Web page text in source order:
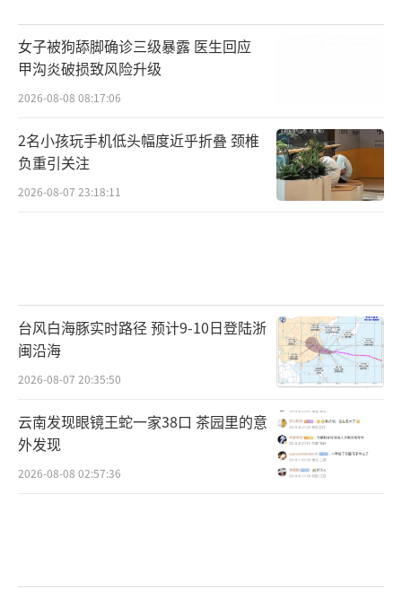
女子被狗舔脚确诊三级暴露 医生回应
甲沟炎破损致风险升级
2026-08-08 08:17:06
2名小孩玩手机低头幅度近乎折叠 颈椎
负重引关注
2026-08-07 23:18:11
台风白海豚实时路径 预计9-10日登陆浙
闽沿海
2026-08-07 20:35:50
云南发现眼镜王蛇一家38口 茶园里的意
外发现
2026-08-08 02:57:36